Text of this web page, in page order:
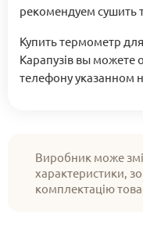
рекомендуем сушить
Купить термометр
Карапузів вы можете
телефону указанном
Виробник може
характеристики,
комплектацію